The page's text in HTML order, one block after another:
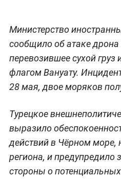
Министерство
сообщило об атаке дрона
перевозившее сухой
флагом Вануату.
28 мая, двое моряков
Турецкое
выразило
действий в Чёрном море,
региона, и предупредило
стороны о